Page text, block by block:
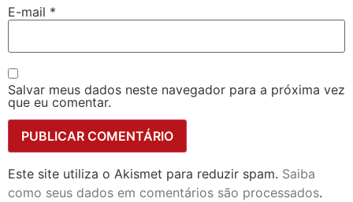
E-mail *
Salvar meus dados neste navegador para a próxima vez
que eu comentar.
Este site utiliza o Akismet para reduzir spam. Saiba
como seus dados em comentários são processados.